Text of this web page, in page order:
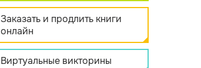
Заказать и продлить книги
онлайн
Виртуальные викторины